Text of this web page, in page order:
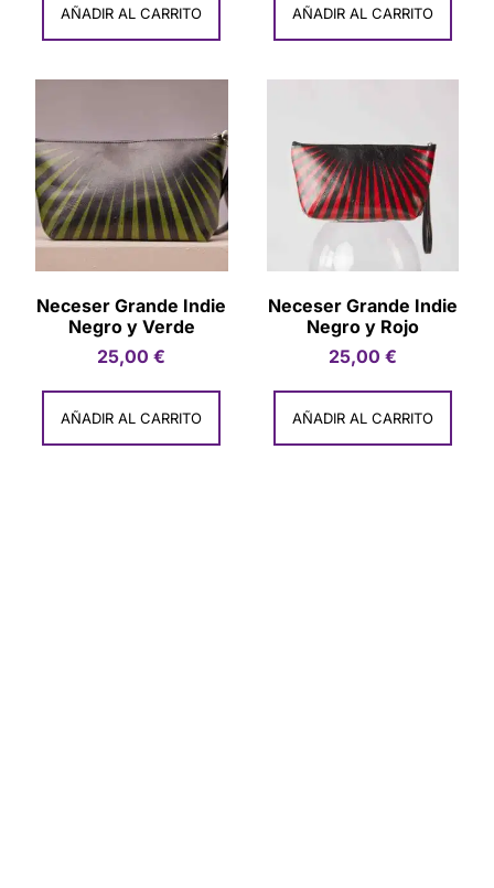
AÑADIR AL CARRITO AÑADIR AL CARRITO
Neceser Grande Indie
Negro y Verde
25,00€
AÑADIR AL CARRITO
Neceser Grande Indie
Negro y Rojo
25,00 €
AÑADIR AL CARRITO